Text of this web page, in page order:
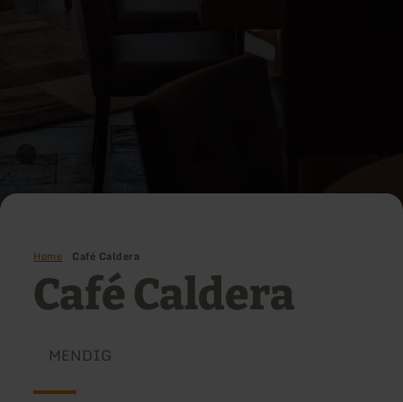
Home Café Caldera
Café Caldera
MENDIG